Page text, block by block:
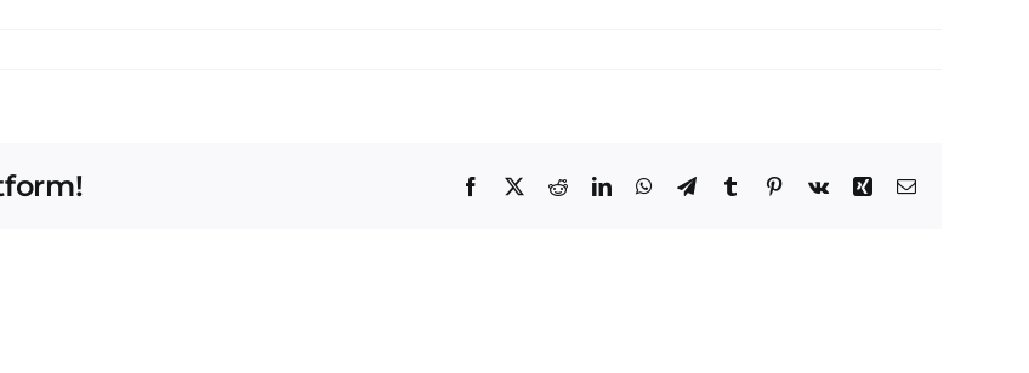
Facebook
X RedditLinkedInWhatsApp
TelegramTumblrPinterest
Vk Xing Correo